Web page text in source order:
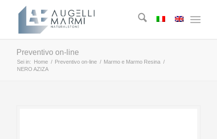
Preventivo on-line
Sei in: Home / Preventivo on-line / Marmo e Marmo Resina /
NERO AZIZA